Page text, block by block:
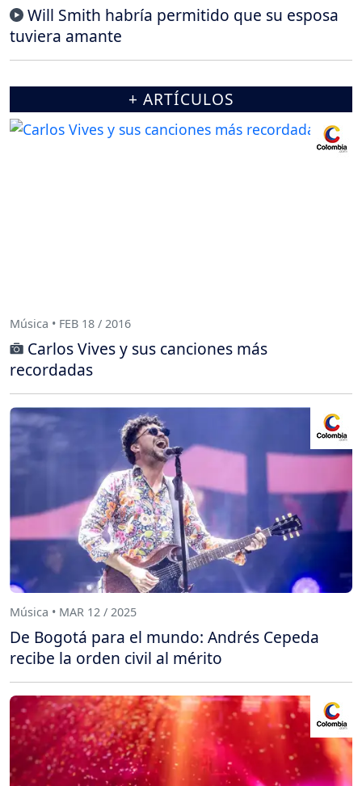
Will Smith habría permitido que su esposa
tuviera amante
+ ARTÍCULOS
Música • FEB 18 / 2016
Carlos Vives y sus canciones más
recordadas
Música • MAR 12 / 2025
De Bogotá para el mundo: Andrés Cepeda
recibe la orden civil al mérito